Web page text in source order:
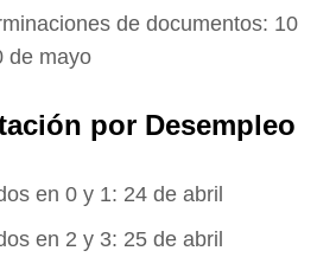
de documentos: 10
de mayo
por Desempleo
en 0 y 1: 24 de abril
en 2 y 3: 25 de abril